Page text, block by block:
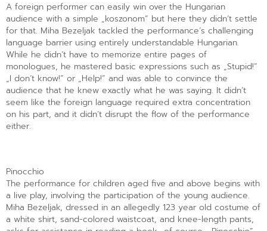
A foreign performer can easily win over the Hungarian
audience with a simple „koszonom” but here they didn’t settle
for that. Miha Bezeljak tackled the performance’s challenging
language barrier using entirely understandable Hungarian.
While he didn’t have to memorize entire pages of
monologues, he mastered basic expressions such as „Stupid!”
„I don’t know!” or „Help!” and was able to convince the
audience that he knew exactly what he was saying. It didn’t
seem like the foreign language required extra concentration
on his part, and it didn’t disrupt the flow of the performance
either.
Pinocchio
The performance for children aged five and above begins with
a live play, involving the participation of the young audience.
Miha Bezeljak, dressed in an allegedly 123 year old costume of
a white shirt, sand-colored waistcoat, and knee-length pants,